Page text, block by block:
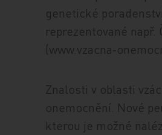
genetické
reprezentované
Znalosti v oblasti
onemocnění. Nové
kterou je možné